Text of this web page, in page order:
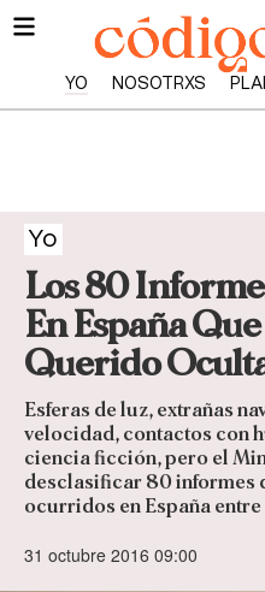
YO NOSOTRXS
Yo
Los 80
En España
Querido
Esferas de luz, extrañas
velocidad, contactos con
ciencia ficción, pero el
desclasificar 80 informes
ocurridos en España entre
31 octubre 2016 09:00